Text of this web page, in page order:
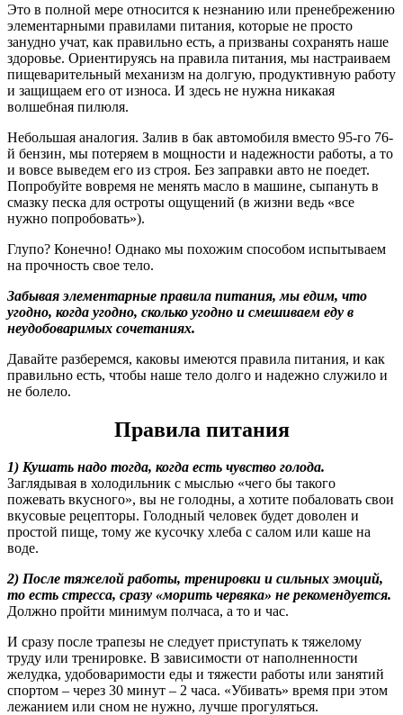
Это в полной мере относится к незнанию или пренебрежению
элементарными правилами питания, которые не просто
занудно учат, как правильно есть, а призваны сохранять наше
здоровье. Ориентируясь на правила питания, мы настраиваем
пищеварительный механизм на долгую, продуктивную работу
и защищаем его от износа. И здесь не нужна никакая
волшебная пилюля.
Небольшая аналогия. Залив в бак автомобиля вместо 95-го 76-
й бензин, мы потеряем в мощности и надежности работы, а то
и вовсе выведем его из строя. Без заправки авто не поедет.
Попробуйте вовремя не менять масло в машине, сыпануть в
смазку песка для остроты ощущений (в жизни ведь «все
нужно попробовать»).
Глупо? Конечно! Однако мы похожим способом испытываем
на прочность свое тело.
Забывая элементарные правила питания, мы едим, что
угодно, когда угодно, сколько угодно и смешиваем еду в
неудобоваримых сочетаниях.
Давайте разберемся, каковы имеются правила питания, и как
правильно есть, чтобы наше тело долго и надежно служило и
не болело.
Правила питания
1) Кушать надо тогда, когда есть чувство голода.
Заглядывая в холодильник с мыслью «чего бы такого
пожевать вкусного», вы не голодны, а хотите побаловать свои
вкусовые рецепторы. Голодный человек будет доволен и
простой пище, тому же кусочку хлеба с салом или каше на
воде.
2) После тяжелой работы, тренировки и сильных эмоций,
то есть стресса, сразу «морить червяка» не рекомендуется.
Должно пройти минимум полчаса, а то и час.
И сразу после трапезы не следует приступать к тяжелому
труду или тренировке. В зависимости от наполненности
желудка, удобоваримости еды и тяжести работы или занятий
спортом – через 30 минут – 2 часа. «Убивать» время при этом
лежанием или сном не нужно, лучше прогуляться.